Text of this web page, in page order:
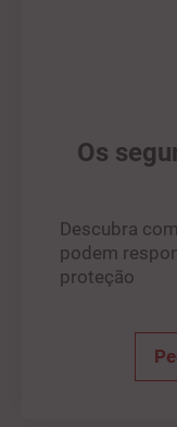
Os
Descubra
podem
proteção